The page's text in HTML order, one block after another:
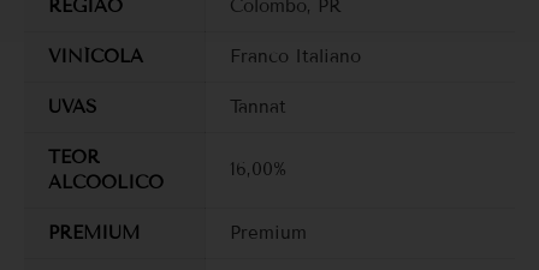
REGIÃO Colombo, PR
VINÍCOLA Franco Italiano
UVAS Tannat
TEOR
ALCOOLICO
16,00%
PREMIUM Premium